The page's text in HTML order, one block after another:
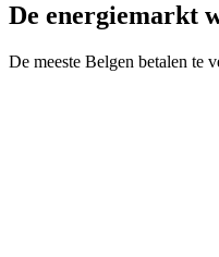
De energiemarkt
De meeste Belgen betalen te